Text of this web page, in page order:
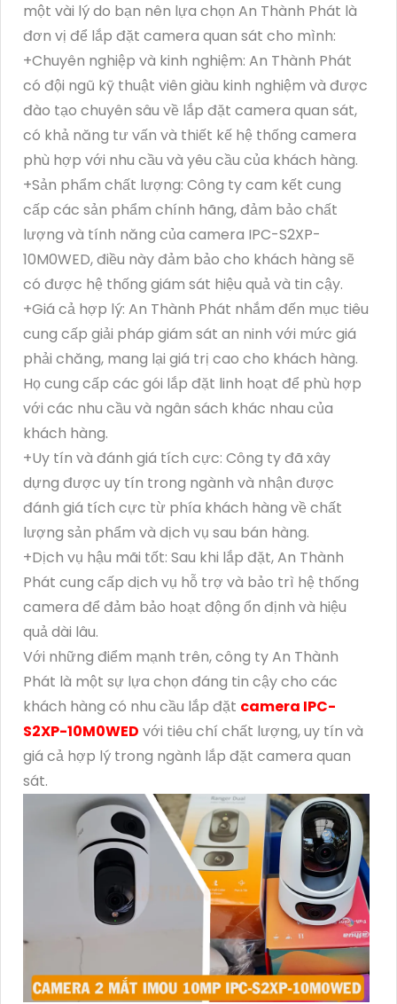
một vài lý do bạn nên lựa chọn An Thành Phát là
đơn vị để lắp đặt camera quan sát cho mình:
+Chuyên nghiệp và kinh nghiệm: An Thành Phát
có đội ngũ kỹ thuật viên giàu kinh nghiệm và được
đào tạo chuyên sâu về lắp đặt camera quan sát,
có khả năng tư vấn và thiết kế hệ thống camera
phù hợp với nhu cầu và yêu cầu của khách hàng.
+Sản phẩm chất lượng: Công ty cam kết cung
cấp các sản phẩm chính hãng, đảm bảo chất
lượng và tính năng của camera IPC-S2XP-
10M0WED, điều này đảm bảo cho khách hàng sẽ
có được hệ thống giám sát hiệu quả và tin cậy.
+Giá cả hợp lý: An Thành Phát nhắm đến mục tiêu
cung cấp giải pháp giám sát an ninh với mức giá
phải chăng, mang lại giá trị cao cho khách hàng.
Họ cung cấp các gói lắp đặt linh hoạt để phù hợp
với các nhu cầu và ngân sách khác nhau của
khách hàng.
+Uy tín và đánh giá tích cực: Công ty đã xây
dựng được uy tín trong ngành và nhận được
đánh giá tích cực từ phía khách hàng về chất
lượng sản phẩm và dịch vụ sau bán hàng.
+Dịch vụ hậu mãi tốt: Sau khi lắp đặt, An Thành
Phát cung cấp dịch vụ hỗ trợ và bảo trì hệ thống
camera để đảm bảo hoạt động ổn định và hiệu
quả dài lâu.
Với những điểm mạnh trên, công ty An Thành
Phát là một sự lựa chọn đáng tin cậy cho các
khách hàng có nhu cầu lắp đặt camera IPC-
S2XP-10M0WED với tiêu chí chất lượng, uy tín và
giá cả hợp lý trong ngành lắp đặt camera quan
sát.